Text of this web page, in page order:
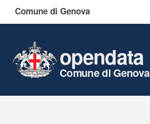
Comune di Genova
opendata
Comune di Genova